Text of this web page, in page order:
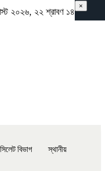
২০২৬, ২২ শ্রাবণ ১৪৩৩ বঙ্গাব্দ
সিলেট বিভাগ স্থানীয়
×